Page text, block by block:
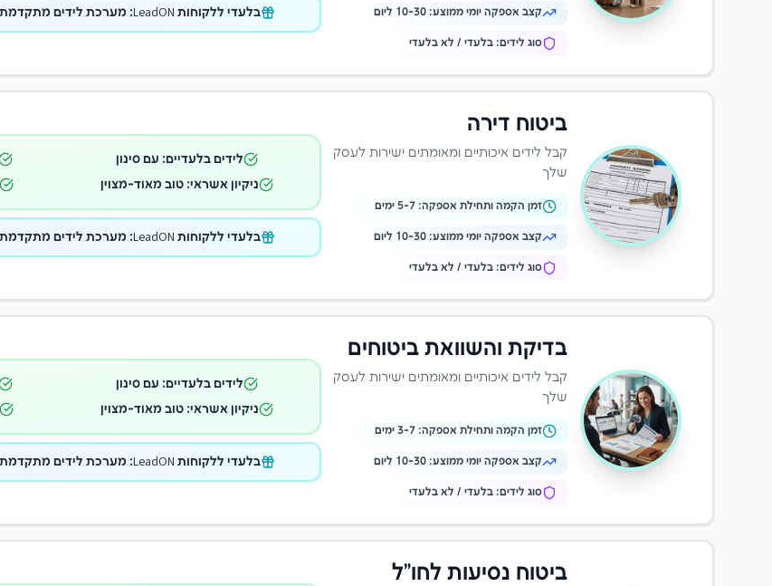
קצב אספקה יומי ממוצע: 10-30 ליום
סוג לידים: בלעדי / לא בלעדי
בלעדי ללקוחות LeadON: מערכת לידים מתקדמת ללא תוספת תשלום במתנה!
ביטוח דירה
קבל לידים איכותיים ומאומתים ישירות לעסק
שלך
זמן הקמה ותחילת אספקה: 5-7 ימים
קצב אספקה יומי ממוצע: 10-30 ליום
סוג לידים: בלעדי / לא בלעדי
לידים בלעדיים: עם סינון
ניקיון אשראי: טוב מאוד-מצוין
בלעדי ללקוחות LeadON: מערכת לידים מתקדמת ללא תוספת תשלום במתנה!
בדיקת והשוואת ביטוחים
קבל לידים איכותיים ומאומתים ישירות לעסק
שלך
זמן הקמה ותחילת אספקה: 3-7 ימים
קצב אספקה יומי ממוצע: 10-30 ליום
סוג לידים: בלעדי / לא בלעדי
לידים בלעדיים: עם סינון
ניקיון אשראי: טוב מאוד-מצוין
בלעדי ללקוחות LeadON: מערכת לידים מתקדמת ללא תוספת תשלום במתנה!
ביטוח נסיעות לחו"ל